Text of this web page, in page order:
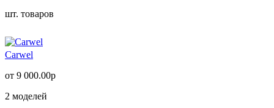
шт. товаров
Carwel
от 9 000.00р
2 моделей